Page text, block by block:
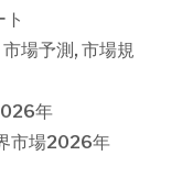
市場予測 , 市場規
年
市場2026年